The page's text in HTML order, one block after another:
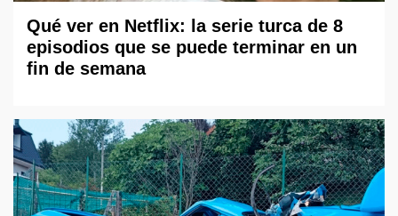
Qué ver en Netflix: la serie turca de 8
episodios que se puede terminar en un
fin de semana